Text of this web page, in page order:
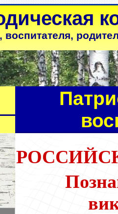
воспитателя,